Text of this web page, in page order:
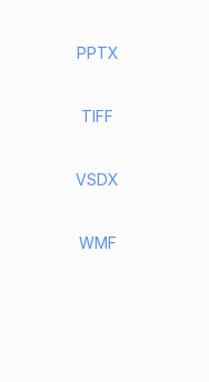
PPTX
TIFF
VSDX
WMF